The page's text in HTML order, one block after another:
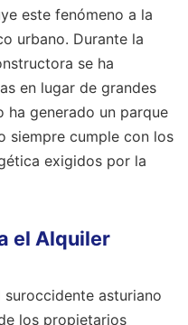
este fenómeno a la
urbano. Durante la
se ha
en lugar de grandes
ha generado un parque
siempre cumple con los
exigidos por la
el Alquiler
asturiano
los propietarios